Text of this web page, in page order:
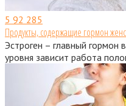
5 92 285
Продукты, содержащие гормон
Эстроген – главный гормон
уровня зависит работа